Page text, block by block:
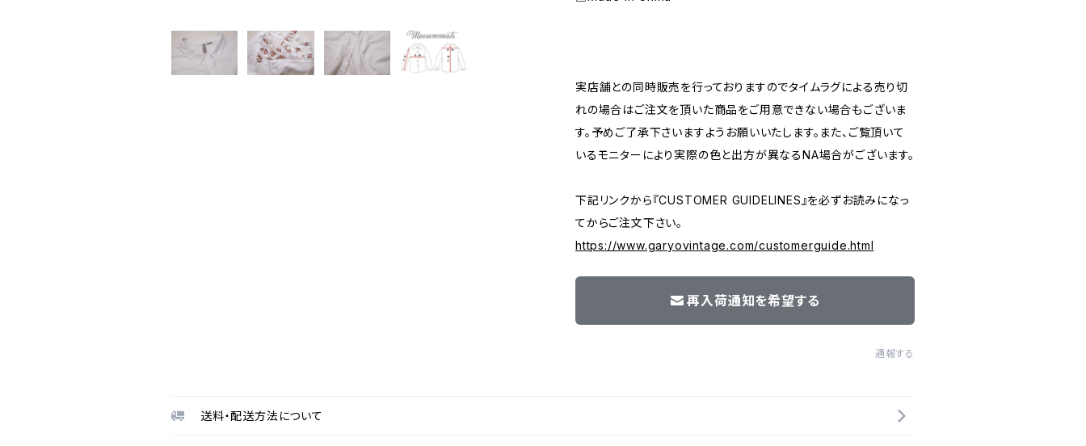
実店舗との同時販売を行っておりますのでタイムラグによる売り切
れの場合はご注文を頂いた商品をご用意できない場合もございま
す。予めご了承下さいますようお願いいたします。また、ご覧頂いて
いるモニターにより実際の色と出方が異なるNA場合がございます。
下記リンクから『CUSTOMER GUIDELINES』を必ずお読みになっ
てからご注文下さい。
https://www.garyovintage.com/customerguide.html
再入荷通知を希望する
通報する
送料・配送方法について